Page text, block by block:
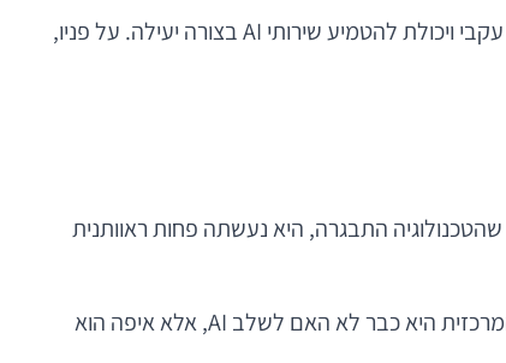
בתוך התמונה הזו, Flutter בולטת כפלטפורמה שמאפשרת לפתח אפליקציות חוצות-פלטפורמות בקצב גבוה יחסית, עם ממשק עקבי ויכולת להטמיע שירותי AI בצורה יעילה. על פניו,
התבגרה, היא נעשתה פחות ראוותנית
היום AI נוגע כמעט בכל שכבה: חוויית משתמש, שירות, אבטחה, אנליטיקה, אופטימיזציה, ואפילו קבלת החלטות מוצר. השאלה המרכזית היא כבר לא האם לשלב AI, אלא איפה הוא